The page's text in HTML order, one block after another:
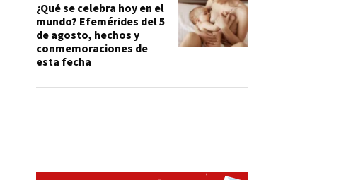
¿Qué se celebra hoy en el
mundo? Efemérides del 5
de agosto, hechos y
conmemoraciones de
esta fecha